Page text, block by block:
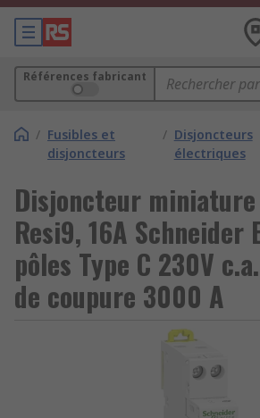
Références fabricant
/ Fusibles et
disjoncteurs
/ Disjoncteurs
électriques
Disjoncteur miniature
Resi9, 16A Schneider
pôles Type C 230V
de coupure 3000 A